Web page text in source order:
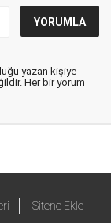
yazan kişiye
Her bir yorum
Sitene Ekle